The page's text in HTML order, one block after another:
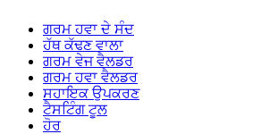
ਗਰਮ ਹਵਾ ਦੇ ਸੰਦ
ਹੱਥ ਕੱਢਣ ਵਾਲਾ
ਗਰਮ ਵੇਜ ਵੈਲਡਰ
ਗਰਮ ਹਵਾ ਵੈਲਡਰ
ਸਹਾਇਕ ਉਪਕਰਣ
ਟੈਸਟਿੰਗ ਟੂਲ
ਹੋਰ